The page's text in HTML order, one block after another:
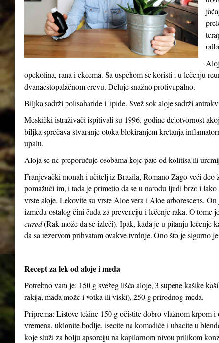
opekotina, rana i ekcema. Sa uspehom se koristi i u lečenju
dvanaestopalačnom crevu. Deluje snažno protivupalno.
Biljka sadrži polisaharide i lipide. Svež sok aloje sadrži
Meskički istraživači ispitivali su 1996. godine delotvornost
biljka sprečava stvaranje otoka blokiranjem kretanja
upalu.
Aloja se ne preporučuje osobama koje pate od kolitisa ili
Franjevački monah i učitelj iz Brazila, Romano Zago veći deo
pomažući im, i tada je primetio da se u narodu ljudi brzo i
vrste aloje. Lekovite su vrste Aloe vera i Aloe arborescens.
između ostalog čini čuda za prevenciju i lečenje raka. O
cured(Rak može da se izleči). Ipak, kada je u pitanju lečenje
da sa rezervom prihvatam ovakve tvrdnje. Ono što je sigurno
Recept za lek od aloje i meda
Potrebno vam je: 150 g svežeg lišća aloje, 3 supene kašike
rakija, mada može i votka ili viski), 250 g prirodnog meda.
Priprema: Listove težine 150 g očistite dobro vlažnom krpom
vremena, uklonite bodlje, isecite na komadiće i ubacite u
koje služi za bolju apsorciju na kapilarnom nivou prilikom